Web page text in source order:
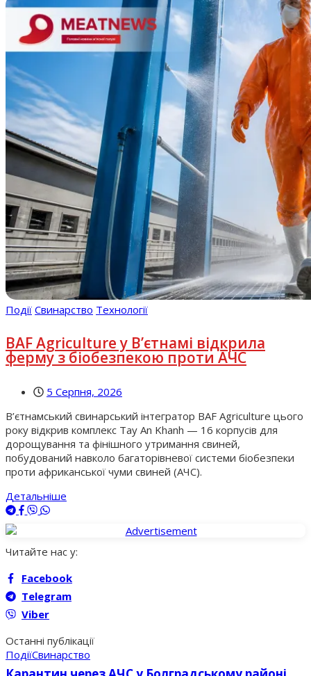
Події Свинарство Технології
BAF Agriculture у В’єтнамі відкрила
ферму з біобезпекою проти АЧС
5 Серпня, 2026
В’єтнамський свинарський інтегратор BAF Agriculture цього
року відкрив комплекс Tay An Khanh — 16 корпусів для
дорощування та фінішного утримання свиней,
побудований навколо багаторівневої системи біобезпеки
проти африканської чуми свиней (АЧС).
Детальніше
Читайте нас у:
Facebook
Telegram
Viber
Останні публікації
ПодіїСвинарство